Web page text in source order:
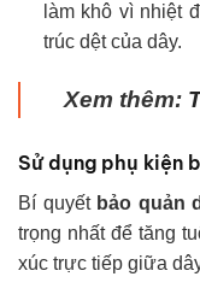
làm khô vì nhiệt
trúc dệt của dây.
Xem thêm:
Sử dụng phụ kiện
Bí quyết bảo quản
trọng nhất để tăng
xúc trực tiếp giữa